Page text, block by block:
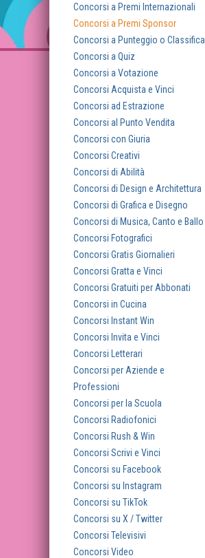
Concorsi a Premi Internazionali
Concorsi a Premi Sponsor
Concorsi a Punteggio o Classifica
Concorsi a Quiz
Concorsi a Votazione
Concorsi Acquista e Vinci
Concorsi ad Estrazione
Concorsi al Punto Vendita
Concorsi con Giuria
Concorsi Creativi
Concorsi di Abilità
Concorsi di Design e Architettura
Concorsi di Grafica e Disegno
Concorsi di Musica, Canto e Ballo
Concorsi Fotografici
Concorsi Gratis Giornalieri
Concorsi Gratta e Vinci
Concorsi Gratuiti per Abbonati
Concorsi in Cucina
Concorsi Instant Win
Concorsi Invita e Vinci
Concorsi Letterari
Concorsi per Aziende e
Professioni
Concorsi per la Scuola
Concorsi Radiofonici
Concorsi Rush & Win
Concorsi Scrivi e Vinci
Concorsi su Facebook
Concorsi su Instagram
Concorsi su TikTok
Concorsi su X / Twitter
Concorsi Televisivi
Concorsi Video